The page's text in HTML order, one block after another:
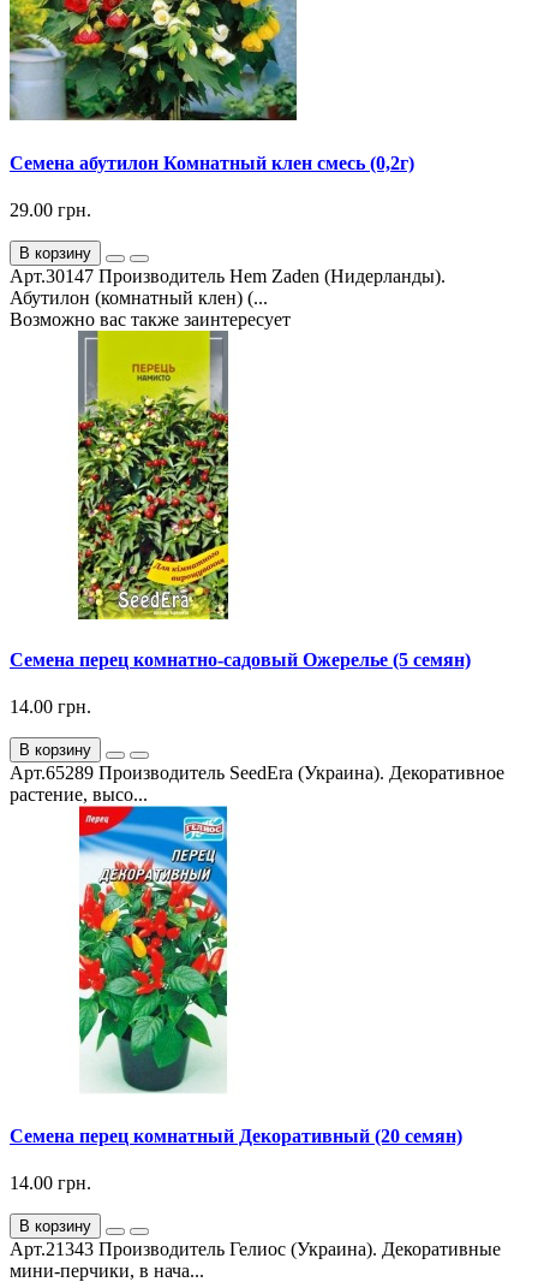
Семена абутилон Комнатный клен смесь (0,2г)
29.00 грн.
В корзину
Арт.30147 Производитель Hem Zaden (Нидерланды).
Абутилон (комнатный клен) (...
Возможно вас также заинтересует
Семена перец комнатно-садовый Ожерелье (5 семян)
14.00 грн.
В корзину
Арт.65289 Производитель SeedEra (Украина). Декоративное
растение, высо...
Семена перец комнатный Декоративный (20 семян)
14.00 грн.
В корзину
Арт.21343 Производитель Гелиос (Украина). Декоративные
мини-перчики, в нача...